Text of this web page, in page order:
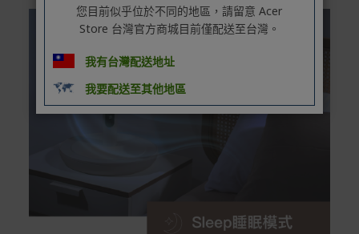
您目前似乎位於不同的地區，請留意 Acer
Store 台灣官方商城目前僅配送至台灣。
我有台灣配送地址
我要配送至其他地區